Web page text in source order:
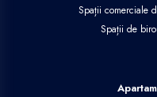
Spații comerciale
Spații de